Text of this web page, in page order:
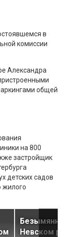
в
комиссии
Александра
общей
на 800
застройщик
детских садов
жилого
Невском